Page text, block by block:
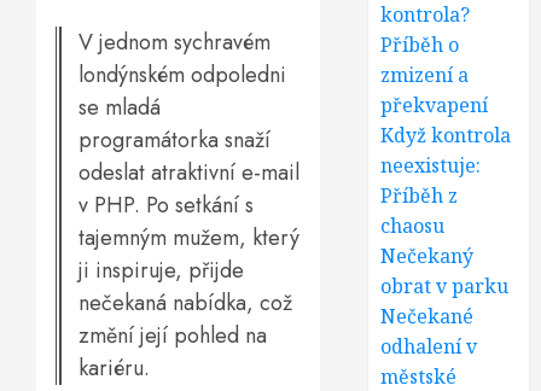
V jednom sychravém
londýnském odpoledni
se mladá
programátorka snaží
odeslat atraktivní e-mail
v PHP. Po setkání s
tajemným mužem, který
ji inspiruje, přijde
nečekaná nabídka, což
změní její pohled na
kariéru.
kontrola?
Příběh o
zmizení a
překvapení
Když kontrola
neexistuje:
Příběh z
chaosu
Nečekaný
obrat v parku
Nečekané
odhalení v
městské